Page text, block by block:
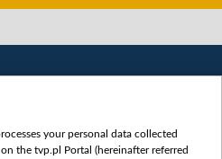
your personal data collected
the tvp.pl Portal (hereinafter referred